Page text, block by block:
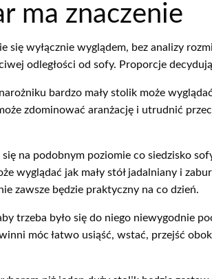
ma znaczenie
wyłącznie wyglądem, bez analizy
odległości od sofy. Proporcje
bardzo mały stolik może
zdominować aranżację i utrudnić
na podobnym poziomie co siedzisko
wyglądać jak mały stół jadalniany i
zawsze będzie praktyczny na co dzień.
trzeba było się do niego niewygodnie
móc łatwo usiąść, wstać, przejść